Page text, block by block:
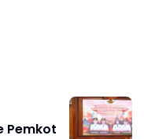
Pemkot